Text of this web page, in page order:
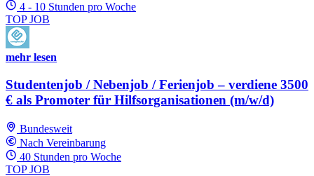
4 - 10 Stunden pro Woche
TOP JOB
mehr lesen
Studentenjob / Nebenjob / Ferienjob – verdiene 3500
€ als Promoter für Hilfsorganisationen (m/w/d)
Bundesweit
Nach Vereinbarung
40 Stunden pro Woche
TOP JOB